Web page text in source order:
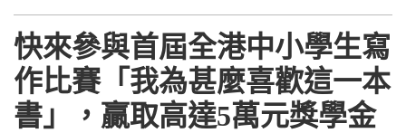
快來參與首屆全港中小學生寫
作比賽「我為甚麼喜歡這一本
書」，贏取高達5萬元獎學金